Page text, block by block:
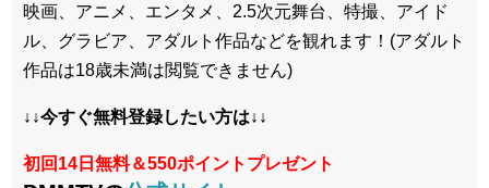
映画、アニメ、エンタメ、2.5次元舞台、特撮、アイド
ル、グラビア、アダルト作品などを観れます！(アダルト
作品は18歳未満は閲覧できません)
↓↓今すぐ無料登録したい方は↓↓
初回14日無料＆550ポイントプレゼント